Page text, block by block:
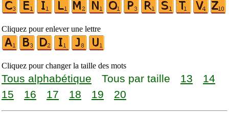
Cliquez pour enlever une lettre
Cliquez pour changer la taille des mots
Tous alphabétique Tous par taille 13
14
15
16 17 18 19 20